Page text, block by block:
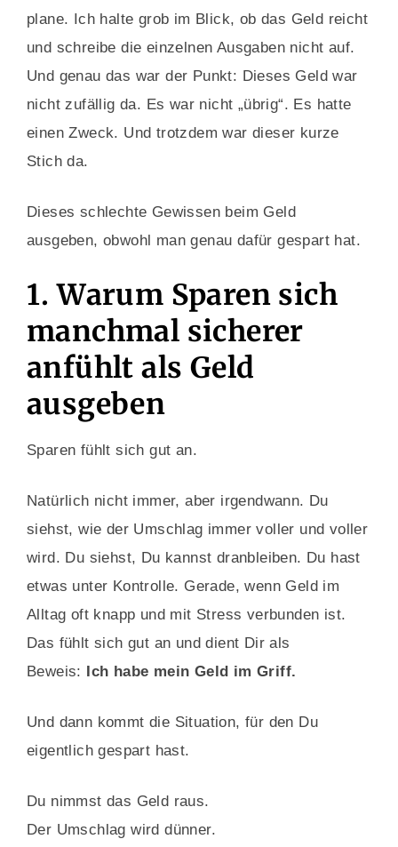
plane. Ich halte grob im Blick, ob das Geld reicht
und schreibe die einzelnen Ausgaben nicht auf.
Und genau das war der Punkt: Dieses Geld war
nicht zufällig da. Es war nicht „übrig“. Es hatte
einen Zweck. Und trotzdem war dieser kurze
Stich da.
Dieses schlechte Gewissen beim Geld
ausgeben, obwohl man genau dafür gespart hat.
1. Warum Sparen sich
manchmal sicherer
anfühlt als Geld
ausgeben
Sparen fühlt sich gut an.
Natürlich nicht immer, aber irgendwann. Du
siehst, wie der Umschlag immer voller und voller
wird. Du siehst, Du kannst dranbleiben. Du hast
etwas unter Kontrolle. Gerade, wenn Geld im
Alltag oft knapp und mit Stress verbunden ist.
Das fühlt sich gut an und dient Dir als
Beweis: Ich habe mein Geld im Griff.
Und dann kommt die Situation, für den Du
eigentlich gespart hast.
Du nimmst das Geld raus.
Der Umschlag wird dünner.